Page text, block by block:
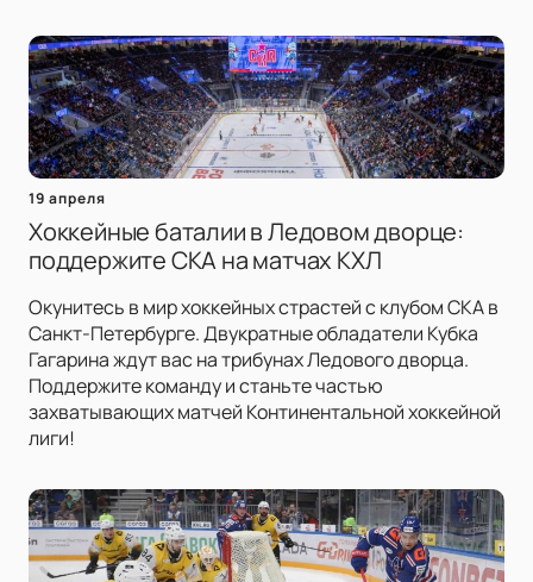
19 апреля
Хоккейные баталии в Ледовом дворце:
поддержите СКА на матчах КХЛ
Окунитесь в мир хоккейных страстей с клубом СКА в
Санкт-Петербурге. Двукратные обладатели Кубка
Гагарина ждут вас на трибунах Ледового дворца.
Поддержите команду и станьте частью
захватывающих матчей Континентальной хоккейной
лиги!